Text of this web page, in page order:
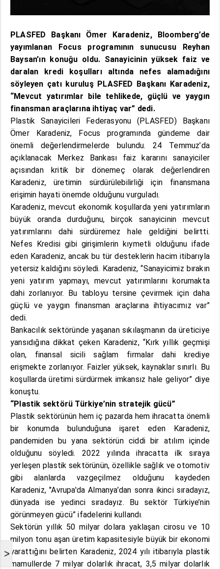
>
PLASFED Başkanı Ömer Karadeniz, Bloomberg’de
yayımlanan Focus programının sunucusu Reyhan
Baysan’ın konuğu oldu. Sanayicinin yüksek faiz ve
daralan kredi koşulları altında nefes alamadığını
söyleyen çatı kuruluş PLASFED Başkanı Karadeniz,
“Mevcut yatırımlar bile tehlikede, güçlü ve yaygın
finansman araçlarına ihtiyaç var” dedi.
Plastik Sanayicileri Federasyonu (PLASFED) Başkanı
Ömer Karadeniz, Focus programında gündeme dair
önemli değerlendirmelerde bulundu. 24 Temmuz’da
açıklanacak Merkez Bankası faiz kararını sanayiciler
açısından kritik bir dönemeç olarak değerlendiren
Karadeniz, üretimin sürdürülebilirliği için finansmana
erişimin hayati önemde olduğunu vurguladı.
Karadeniz, mevcut ekonomik koşullarda yeni yatırımların
büyük oranda durduğunu, birçok sanayicinin mevcut
yatırımlarını dahi sürdüremez hale geldiğini belirtti.
Nefes Kredisi gibi girişimlerin kıymetli olduğunu ifade
eden Karadeniz, ancak bu tür desteklerin hacim itibarıyla
yetersiz kaldığını söyledi. Karadeniz, “Sanayicimiz bırakın
yeni yatırım yapmayı, mevcut yatırımlarını korumakta
dahi zorlanıyor. Bu tabloyu tersine çevirmek için daha
güçlü ve yaygın finansman araçlarına ihtiyacımız var”
dedi.
Bankacılık sektöründe yaşanan sıkılaşmanın da üreticiye
yansıdığına dikkat çeken Karadeniz, “Kırk yıllık geçmişi
olan, finansal sicili sağlam firmalar dahi krediye
erişmekte zorlanıyor. Faizler yüksek, kaynaklar sınırlı. Bu
koşullarda üretimi sürdürmek imkansız hale geliyor” diye
konuştu.
“Plastik sektörü Türkiye’nin stratejik gücü”
Plastik sektörünün hem iç pazarda hem ihracatta önemli
bir konumda bulunduğuna işaret eden Karadeniz,
pandemiden bu yana sektörün ciddi bir atılım içinde
olduğunu söyledi. 2022 yılında ihracatta ilk sıraya
yerleşen plastik sektörünün, özellikle sağlık ve otomotiv
gibi alanlarda vazgeçilmez olduğunu kaydeden
Karadeniz, "Avrupa'da Almanya’dan sonra ikinci sıradayız,
dünyada ise yedinci sıradayız. Bu sektör Türkiye’nin
görünmeyen gücü” ifadelerini kullandı.
Sektörün yıllık 50 milyar dolara yaklaşan cirosu ve 10
milyon tonu aşan üretim kapasitesiyle büyük bir ekonomi
yarattığını belirten Karadeniz, 2024 yılı itibarıyla plastik
mamullerde 7 milyar dolarlık ihracat, 3,5 milyar dolarlık